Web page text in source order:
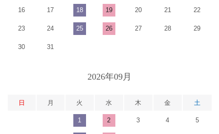
16 17 18 19 20 21 22
23 24 25 26 27 28 29
30 31
2026年09月
日 月 火 水 木 金 土
1 2 3 4 5